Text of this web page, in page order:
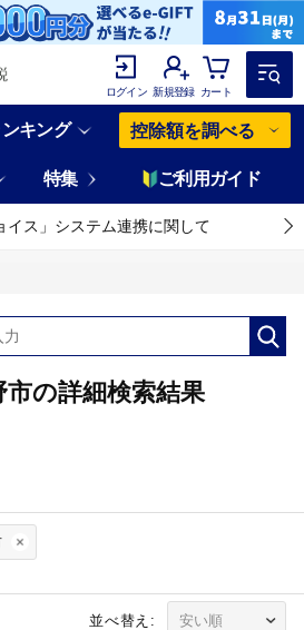
ログイン 新規登録 カート
キング 控除額を調べる
特集 ご利用ガイド
イス」システム連携に関して
の詳細検索結果
並べ替え: